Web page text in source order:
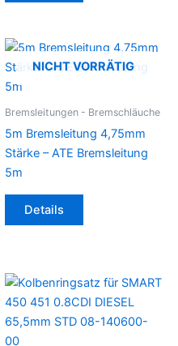
NICHT VORRÄTIG
Bremsleitungen - Bremschläuche
5m Bremsleitung 4,75mm
Stärke – ATE Bremsleitung
5m
Details